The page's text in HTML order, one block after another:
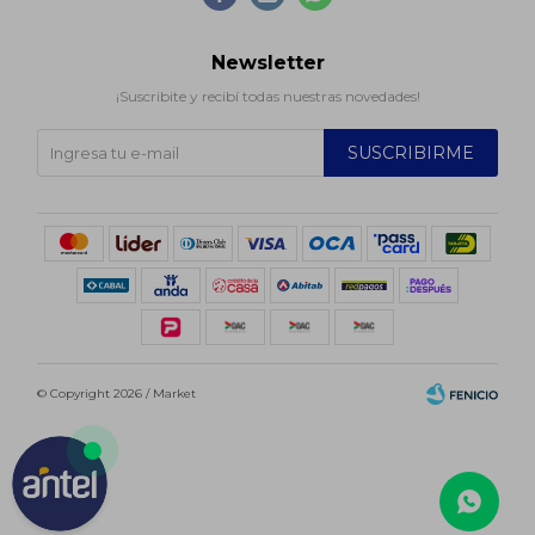
Newsletter
¡Suscribite y recibí todas nuestras novedades!
SUSCRIBIRME
© Copyright 2026 / Market